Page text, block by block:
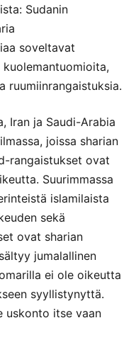
Sudanin
soveltavat
ruumiinrangaistuksia.
Iran ja Saudi-Arabia
joissa sharian
rangaistukset ovat
Suurimmassa
islamilaista
sekä
ovat sharian
jumalallinen
ei ole oikeutta
syyllistynyttä.
uskonto itse vaan